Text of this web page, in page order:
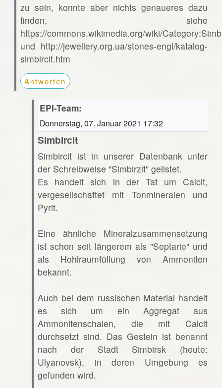
zu sein, konnte aber nichts genaueres dazu
finden, siehe
https://commons.wikimedia.org/wiki/
und http://jewellery.org.ua/stones-engl/katalog-
simbircit.htm
Antworten
EPI-Team:
Donnerstag, 07. Januar 2021 17:32
Simbircit
Simbircit ist in unserer Datenbank unter
der Schreibweise "Simbirzit" gelistet.
Es handelt sich in der Tat um Calcit,
vergesellschaftet mit Tonmineralen und
Pyrit.
Eine ähnliche Mineralzusammensetzung
ist schon seit längerem als "Septarie" und
als Hohlraumfüllung von Ammoniten
bekannt.
Auch bei dem russischen Material handelt
es sich um ein Aggregat aus
Ammonitenschalen, die mit Calcit
durchsetzt sind. Das Gestein ist benannt
nach der Stadt Simbirsk (heute:
Ulyanovsk), in deren Umgebung es
gefunden wird.